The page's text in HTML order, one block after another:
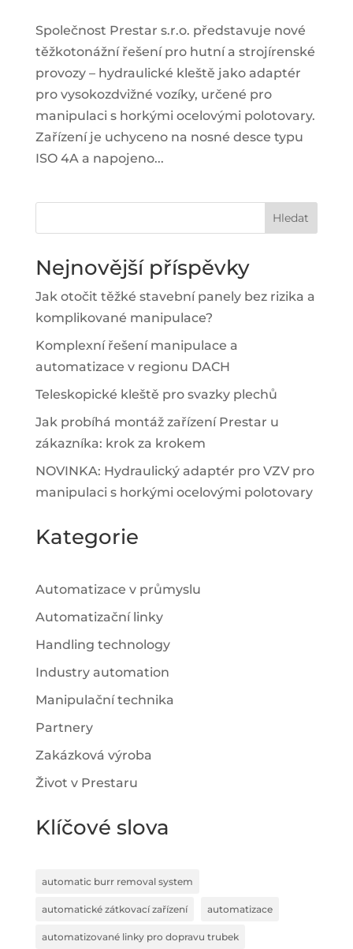
Společnost Prestar s.r.o. představuje nové
těžkotonážní řešení pro hutní a strojírenské
provozy – hydraulické kleště jako adaptér
pro vysokozdvižné vozíky, určené pro
manipulaci s horkými ocelovými polotovary.
Zařízení je uchyceno na nosné desce typu
ISO 4A a napojeno...
Hledat
Nejnovější příspěvky
Jak otočit těžké stavební panely bez rizika a
komplikované manipulace?
Komplexní řešení manipulace a
automatizace v regionu DACH
Teleskopické kleště pro svazky plechů
Jak probíhá montáž zařízení Prestar u
zákazníka: krok za krokem
NOVINKA: Hydraulický adaptér pro VZV pro
manipulaci s horkými ocelovými polotovary
Kategorie
Automatizace v průmyslu
Automatizační linky
Handling technology
Industry automation
Manipulační technika
Partnery
Zakázková výroba
Život v Prestaru
Klíčové slova
automatic burr removal system
automatické zátkovací zařízení automatizace
automatizované linky pro dopravu trubek